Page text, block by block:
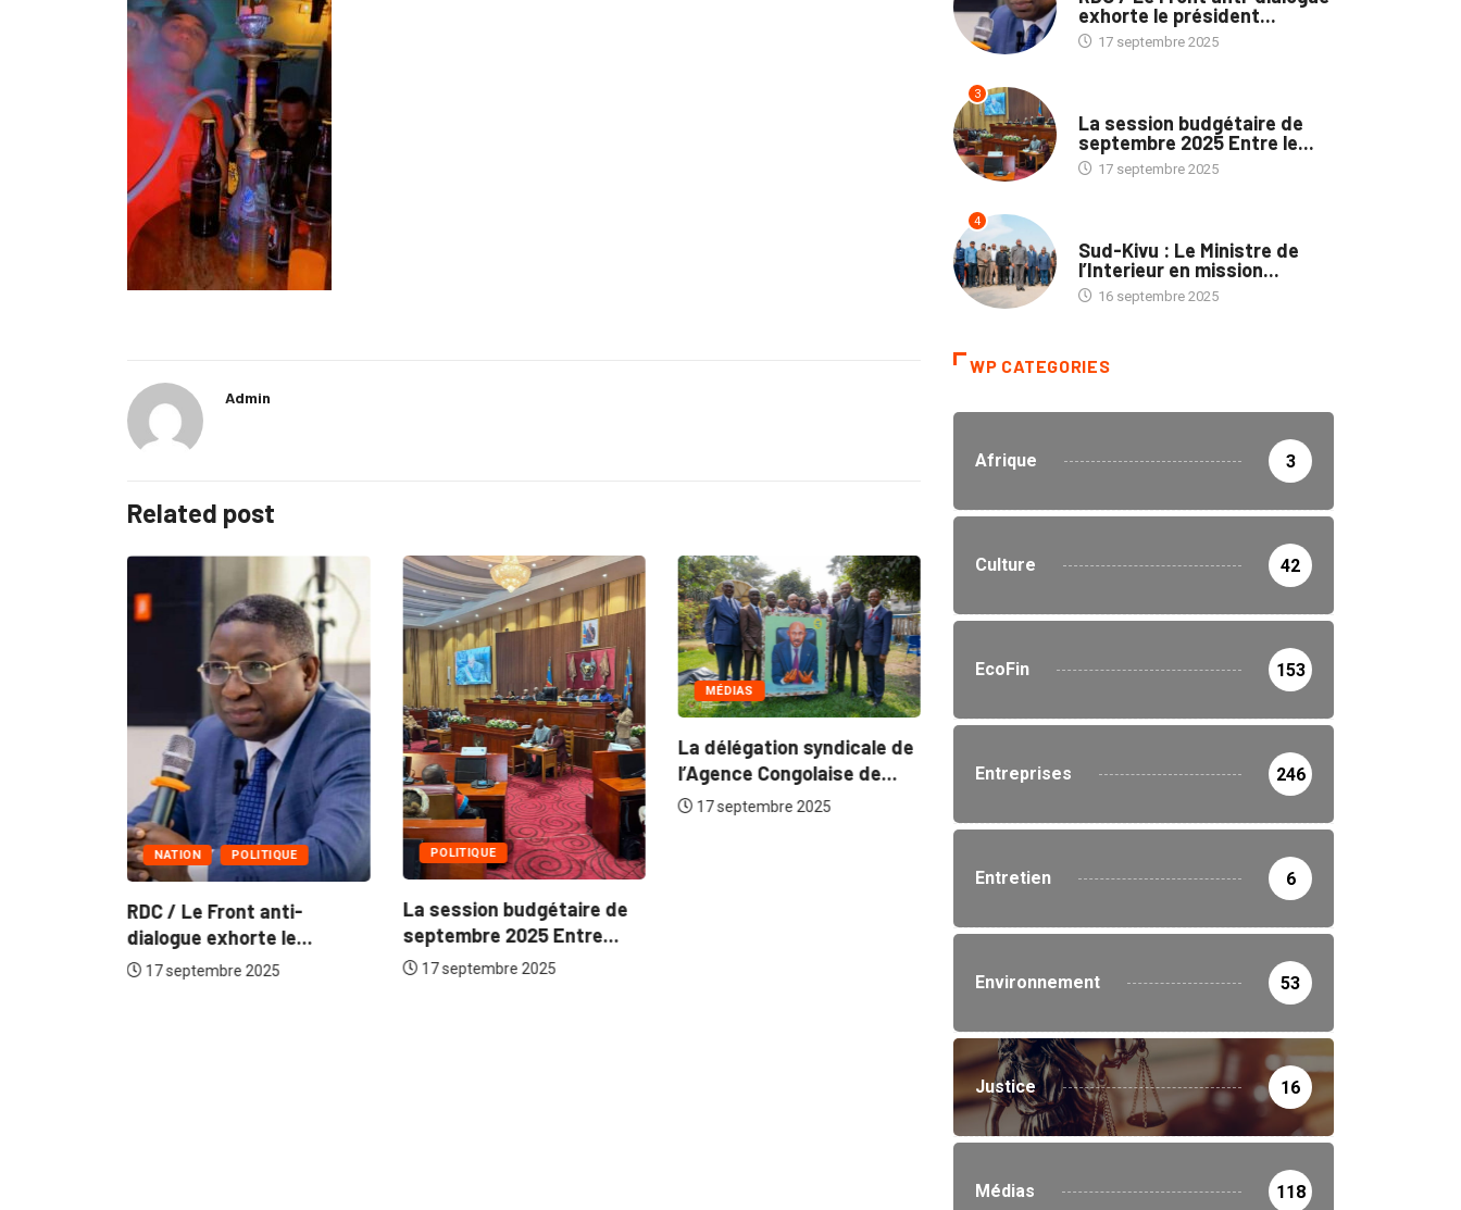
Admin
Related post
NATION POLITIQUE
RDC / Le Front anti-
dialogue exhorte le...
17 septembre 2025
POLITIQUE
La session budgétaire de
septembre 2025 Entre...
17 septembre 2025
MÉDIAS
La délégation syndicale de
l’Agence Congolaise de...
17 septembre 2025
dialogue exhorte le...
septembre 2025 Entre...
17 septembre 2025
exhorte le président...
17 septembre 2025
3
La session budgétaire de
septembre 2025 Entre le...
17 septembre 2025
4
Sud-Kivu : Le Ministre de
l’Interieur en mission...
16 septembre 2025
WP CATEGORIES
Afrique 3
Culture 42
EcoFin 153
Entreprises 246
Entretien 6
Environnement 53
Justice 16
Médias 118